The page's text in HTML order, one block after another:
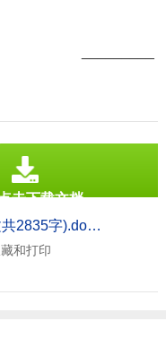
日 _________
《简单家政保姆服务合同多篇(全文共2835字).doc》
和打印
击下载文档
文档为doc格式